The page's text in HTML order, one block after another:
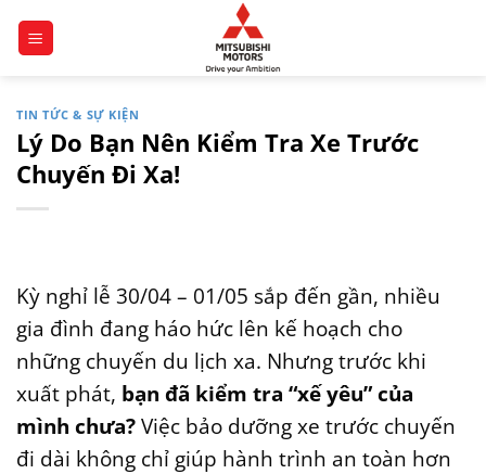
qua
TIN TỨC & SỰ KIỆN
Lý Do Bạn Nên Kiểm Tra Xe Trước
Chuyến Đi Xa!
Kỳ nghỉ lễ 30/04 – 01/05 sắp đến gần, nhiều
gia đình đang háo hức lên kế hoạch cho
những chuyến du lịch xa. Nhưng trước khi
xuất phát, bạn đã kiểm tra “xế yêu” của
mình chưa?Việc bảo dưỡng xe trước chuyến
đi dài không chỉ giúp hành trình an toàn hơn